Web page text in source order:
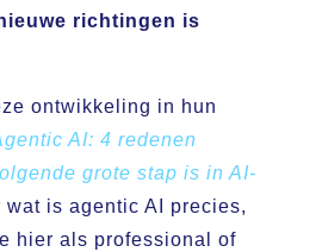
richtingen is
ontwikkeling in hun
AI: 4 redenen
grote stap is in AI-
wat is agentic AI precies,
hier als professional of